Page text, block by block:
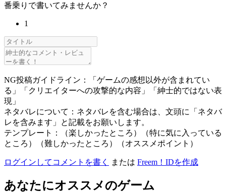
番乗りで書いてみませんか？
1
NG投稿ガイドライン：「ゲームの感想以外が含まれてい
る」「クリエイターへの攻撃的な内容」「紳士的ではない表
現」
ネタバレについて：ネタバレを含む場合は、文頭に「ネタバ
レを含みます」と記載をお願いします。
テンプレート：（楽しかったところ）（特に気に入っている
ところ）（難しかったところ）（オススメポイント）
ログインしてコメントを書く または Freem！IDを作成
あなたにオススメのゲーム